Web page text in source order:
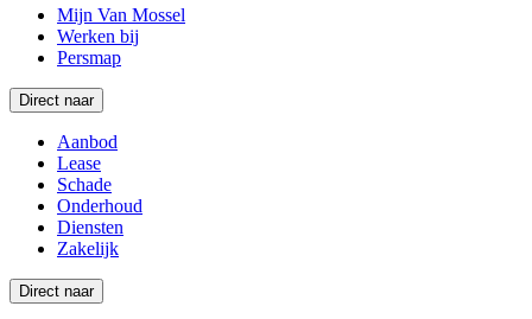
Mijn Van Mossel
Werken bij
Persmap
Direct naar
Aanbod
Lease
Schade
Onderhoud
Diensten
Zakelijk
Direct naar